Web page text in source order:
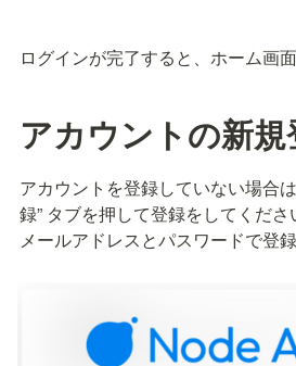
ログインが完了すると、ホーム画
アカウントの新規
アカウントを登録していない場合
録” タブを押して登録をしてくださ
メールアドレスとパスワードで登録